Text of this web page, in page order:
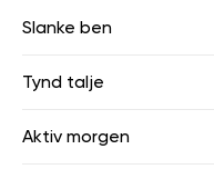
Slanke ben
Tynd talje
Aktiv morgen